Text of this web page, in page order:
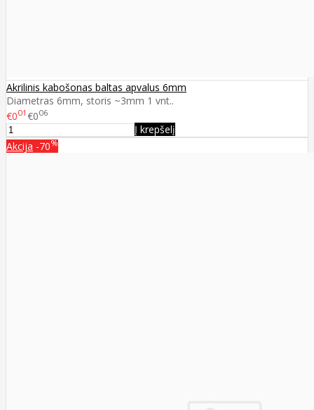
Akrilinis kabošonas baltas apvalus 6mm
Diametras 6mm, storis ~3mm 1 vnt..
€001 €006
Į krepšelį
Akcija -70%